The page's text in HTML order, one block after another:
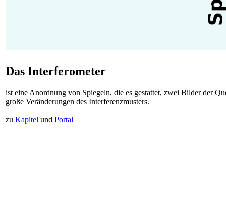
Das Interferometer
ist eine Anordnung von Spiegeln, die es gestattet, zwei Bilder der
große Veränderungen des Interferenzmusters.
zu Kapitel und Portal